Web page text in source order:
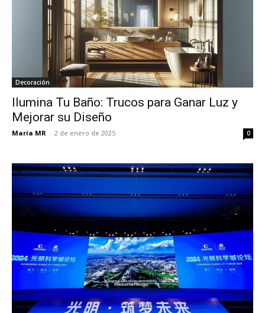
Decoración
Ilumina Tu Baño: Trucos para Ganar Luz y
Mejorar su Diseño
María MR - 2 de enero de 2025 0